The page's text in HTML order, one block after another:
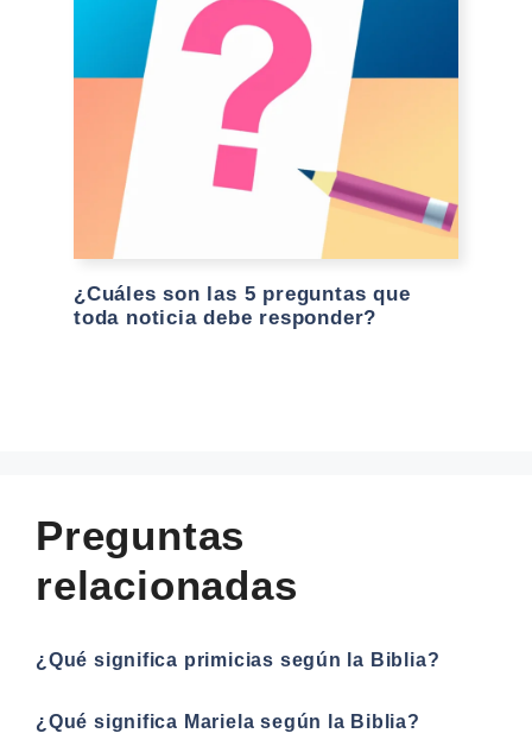
¿Cuáles son las 5 preguntas que
toda noticia debe responder?
Preguntas
relacionadas
¿Qué significa primicias según la Biblia?
¿Qué significa Mariela según la Biblia?